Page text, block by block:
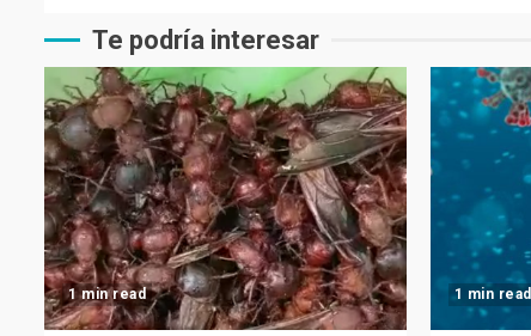
Te podría interesar
1 min read 1 min read